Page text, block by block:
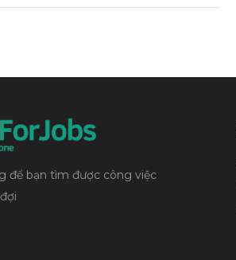
để bạn tìm được công việc